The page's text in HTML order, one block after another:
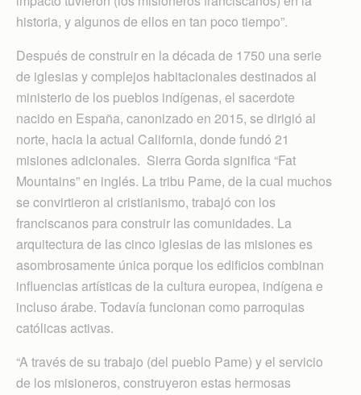
historia, y algunos de ellos en tan poco tiempo”.
Después de construir en la década de 1750 una serie
de iglesias y complejos habitacionales destinados al
ministerio de los pueblos indígenas, el sacerdote
nacido en España, canonizado en 2015, se dirigió al
norte, hacia la actual California, donde fundó 21
misiones adicionales. Sierra Gorda significa “Fat
Mountains” en inglés. La tribu Pame, de la cual muchos
se convirtieron al cristianismo, trabajó con los
franciscanos para construir las comunidades. La
arquitectura de las cinco iglesias de las misiones es
asombrosamente única porque los edificios combinan
influencias artísticas de la cultura europea, indígena e
incluso árabe. Todavía funcionan como parroquias
católicas activas.
“A través de su trabajo (del pueblo Pame) y el servicio
de los misioneros, construyeron estas hermosas